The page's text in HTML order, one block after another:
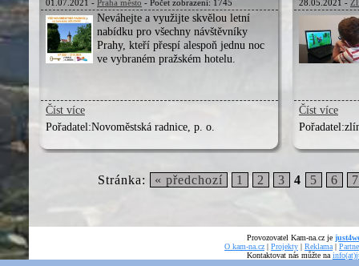
01.07.2021 - Praha město - Počet zobrazení: 1745
Neváhejte a využijte skvělou letní
nabídku pro všechny návštěvníky
Prahy, kteří přespí alespoň jednu noc
ve vybraném pražském hotelu.
Číst více
Pořadatel:Novoměstská radnice, p. o.
28.05.2021 -
Číst více
Pořadatel:
Stránka: « předchozí 1 2 3 4 5 6 7
Provozovatel Kam-na.cz je
O kam-na.cz | Projekty | Reklama |
Kontaktovat nás můžte na